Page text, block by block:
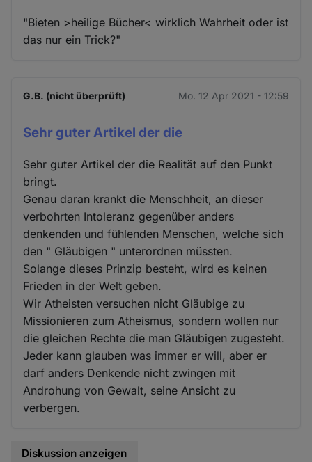
"Bieten >heilige Bücher< wirklich Wahrheit oder ist
das nur ein Trick?"
G.B. (nicht überprüft) Mo. 12 Apr 2021 - 12:59
Sehr guter Artikel der die
Sehr guter Artikel der die Realität auf den Punkt
bringt.
Genau daran krankt die Menschheit, an dieser
verbohrten Intoleranz gegenüber anders
denkenden und fühlenden Menschen, welche sich
den " Gläubigen " unterordnen müssten.
Solange dieses Prinzip besteht, wird es keinen
Frieden in der Welt geben.
Wir Atheisten versuchen nicht Gläubige zu
Missionieren zum Atheismus, sondern wollen nur
die gleichen Rechte die man Gläubigen zugesteht.
Jeder kann glauben was immer er will, aber er
darf anders Denkende nicht zwingen mit
Androhung von Gewalt, seine Ansicht zu
verbergen.
Diskussion anzeigen